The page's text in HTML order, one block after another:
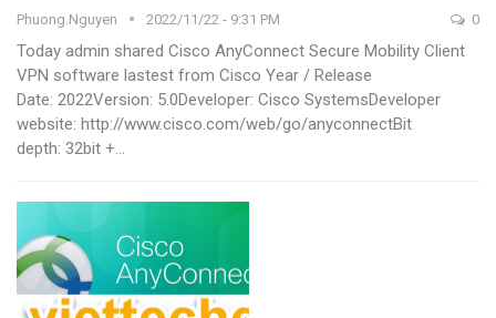
Phuong.nguyen 2022/11/22 - 9:31 PM 0
Today admin shared Cisco AnyConnect Secure Mobility Client
VPN software lastest from Cisco Year / Release
Date: 2022Version: 5.0Developer: Cisco SystemsDeveloper
website: http://www.cisco.com/web/go/anyconnectBit
depth: 32bit +